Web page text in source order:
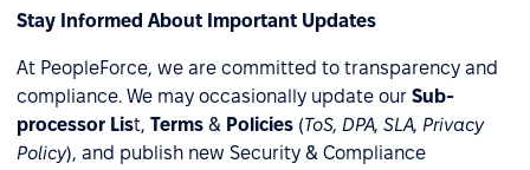
Stay Informed About Important Updates
At PeopleForce, we are committed to transparency and
compliance. We may occasionally update our Sub-
processor List, Terms & Policies (ToS, DPA, SLA, Privacy
Policy), and publish new Security & Compliance